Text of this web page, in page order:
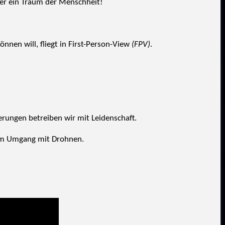
ein Traum der Menschheit!
will, fliegt in First-Person-View (FPV).
betreiben wir mit Leidenschaft.
Umgang mit Drohnen.